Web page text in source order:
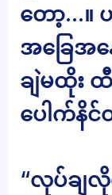
တော့…။
အခြေအ
ချဲမထိုး
ပေါက်နိ
“လုပ်ချလို